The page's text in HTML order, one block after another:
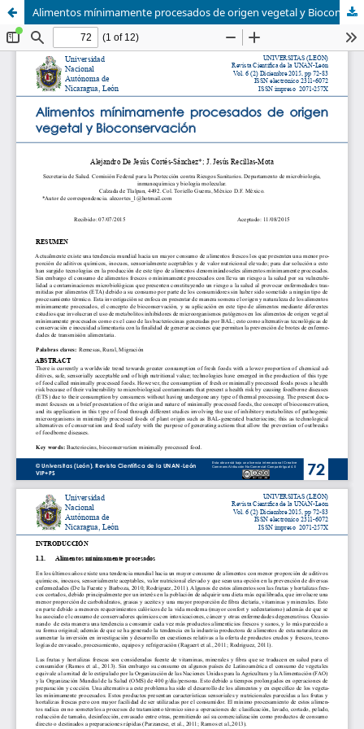
Alimentos mínimamente procesados de origen vegetal y Bioconservación